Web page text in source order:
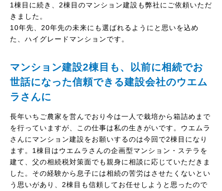
1棟目に続き、2棟目のマンション建設も弊社にご依頼いただ
きました。
10年先、20年先の未来にも選ばれるようにと思いを込め
た、ハイグレードマンションです。
マンション建設2棟目も、以前に相続でお
世話になった信頼できる建設会社のウエム
ラさんに
長年いちご農家を営んでおり今は一人で栽培から箱詰めまで
を行っていますが、この仕事は私の生きがいです。ウエムラ
さんにマンション建設をお願いするのは今回で2棟目になり
ます。1棟目はウエムラさんの企画型マンション・ステラを
建て、父の相続税対策面でも親身に相談に応じていただきま
した。その経験から息子には相続の苦労はさせたくないとい
う思いがあり、2棟目も信頼してお任せしようと思ったので